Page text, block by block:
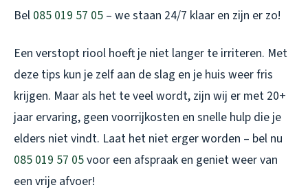
Bel 085 019 57 05 – we staan 24/7 klaar en zijn er zo!
Een verstopt riool hoeft je niet langer te irriteren. Met
deze tips kun je zelf aan de slag en je huis weer fris
krijgen. Maar als het te veel wordt, zijn wij er met 20+
jaar ervaring, geen voorrijkosten en snelle hulp die je
elders niet vindt. Laat het niet erger worden – bel nu
085 019 57 05voor een afspraak en geniet weer van
een vrije afvoer!